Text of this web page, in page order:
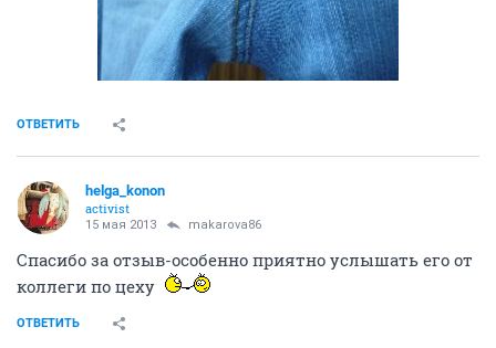
ОТВЕТИТЬ
helga_konon
activist
15 мая 2013 makarova86
Спасибо за отзыв-особенно приятно услышать его от
коллеги по цеху
ОТВЕТИТЬ